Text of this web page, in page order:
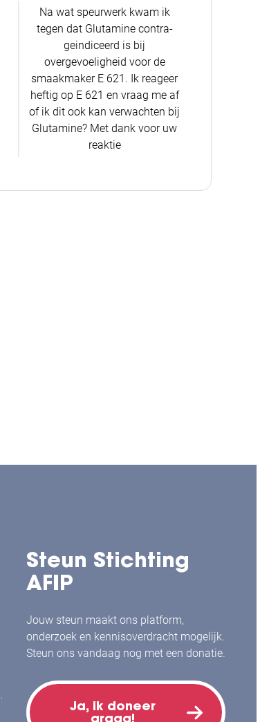
Na wat speurwerk kwam ik
tegen dat Glutamine contra-
geindiceerd is bij
overgevoeligheid voor de
smaakmaker E 621. Ik reageer
heftig op E 621 en vraag me af
of ik dit ook kan verwachten bij
Glutamine? Met dank voor uw
reaktie
Steun Stichting
AFIP
Jouw steun maakt ons platform,
onderzoek en kennisoverdracht mogelijk.
Steun ons vandaag nog met een donatie.
Ja, ik doneer
graag!